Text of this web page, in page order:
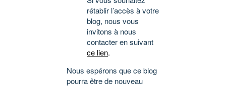
rétablir l’accès à votre
blog, nous vous
invitons à nous
contacter en suivant
ce lien.
Nous espérons que ce blog
pourra être de nouveau